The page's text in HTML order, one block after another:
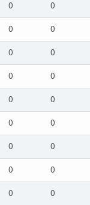
0 0
0 0
0 0
0 0
0 0
0 0
0 0
0 0
0 0